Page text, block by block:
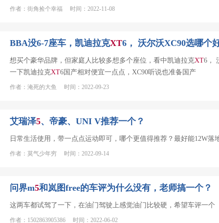
作者：街角捡个幸福 时间：2022-11-08
BBA没6-7座车，凯迪拉克XT6， 沃尔沃XC90选哪个
想买个豪华品牌，但家庭人比较多想多个座位，看中凯迪拉克XT6，
一下凯迪拉克XT6国产相对便宜一点点，XC90听说也准备国产
作者：淹死的大鱼 时间：2022-09-23
艾瑞泽5、帝豪、UNI V推荐一个？
日常生活使用，带一点点运动即可，哪个更值得推荐？最好能12W落
作者：莫气少年穷 时间：2022-09-14
问界m5和岚图free的车评为什么没有，老师搞一个？
这两车都试驾了一下，在油门驾驶上感觉油门比较硬，希望车评一个
作者：1502863905386 时间：2022-06-02